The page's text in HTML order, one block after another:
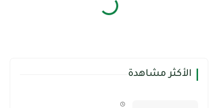
الأكثر مشاهدة